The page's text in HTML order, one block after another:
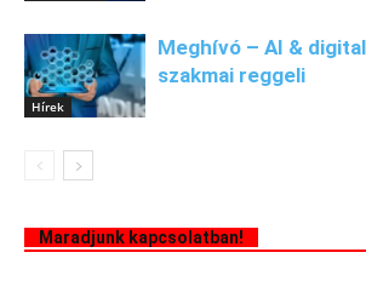
Hírek
Meghívó – AI &
szakmai reggeli
Maradjunk kapcsolatban!